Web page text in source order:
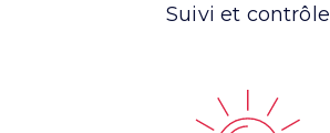
Suivi et contrôle